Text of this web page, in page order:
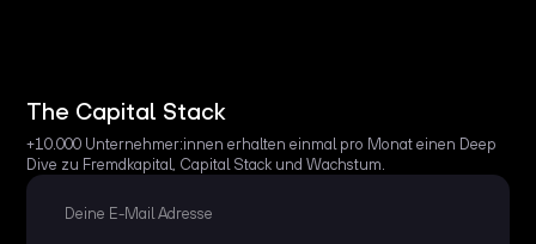
The Capital Stack
+10.000 Unternehmer:innen erhalten einmal pro Monat einen Deep
Dive zu Fremdkapital, Capital Stack und Wachstum.